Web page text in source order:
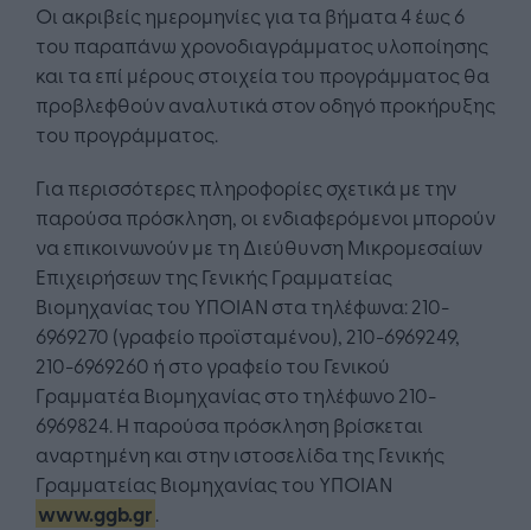
Οι ακριβείς ημερομηνίες για τα βήματα 4 έως 6
του παραπάνω χρονοδιαγράμματος υλοποίησης
και τα επί μέρους στοιχεία του προγράμματος θα
προβλεφθούν αναλυτικά στον οδηγό προκήρυξης
του προγράμματος.
Για περισσότερες πληροφορίες σχετικά με την
παρούσα πρόσκληση, οι ενδιαφερόμενοι μπορούν
να επικοινωνούν με τη Διεύθυνση Μικρομεσαίων
Επιχειρήσεων της Γενικής Γραμματείας
Βιομηχανίας του ΥΠΟΙΑΝ στα τηλέφωνα: 210-
6969270 (γραφείο προϊσταμένου), 210-6969249,
210-6969260 ή στο γραφείο του Γενικού
Γραμματέα Βιομηχανίας στο τηλέφωνο 210-
6969824. Η παρούσα πρόσκληση βρίσκεται
αναρτημένη και στην ιστοσελίδα της Γενικής
Γραμματείας Βιομηχανίας του ΥΠΟΙΑΝ
www.ggb.gr.